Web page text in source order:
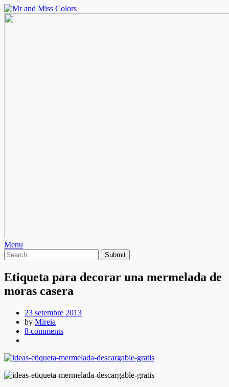
Menu
Etiqueta para decorar una mermelada de
moras casera
23 setembre 2013
by Mireia
8 comments